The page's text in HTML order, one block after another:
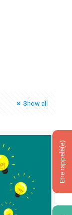
Etre rappelé(e)
Show all